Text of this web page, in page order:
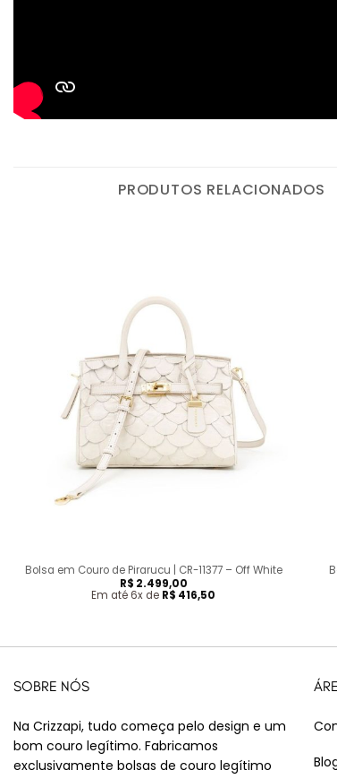
PRODUTOS RELACIONADOS
Bolsa em Couro de Pirarucu | CR-11377 – Off White
R$ 2.499,00
Em até 6x de R$ 416,50
SOBRE NÓS
Na Crizzapi, tudo começa pelo design e um
bom couro legítimo. Fabricamos
exclusivamente bolsas de couro legítimo